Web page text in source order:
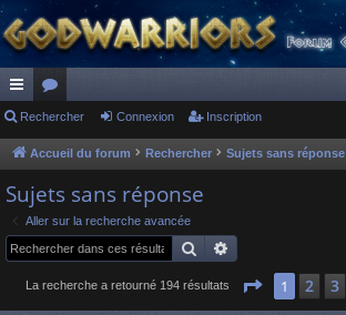
ac
co
ur
ci
s
or
u
s
Rechercher Connexion Inscription
Accueil du forum Rechercher Sujets sans réponse
Sujets sans réponse
Aller sur la recherche avancée
Rechercher
La recherche a retourné 194 résultats Page 1sur
1 2 3